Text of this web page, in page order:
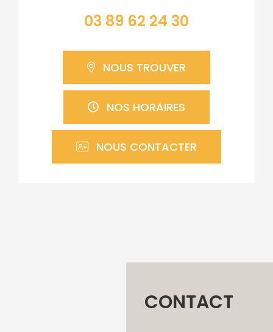
03 89 62 24 30
NOUS TROUVER
NOS HORAIRES
NOUS CONTACTER
CONTACT